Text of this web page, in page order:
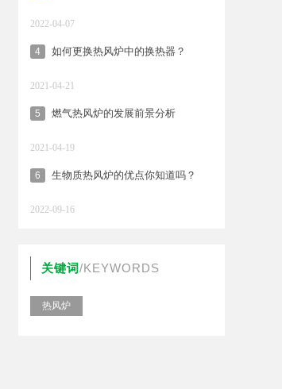
2022-04-07
4 如何更换热风炉中的换热器？
2021-04-21
5 燃气热风炉的发展前景分析
2021-04-19
6 生物质热风炉的优点你知道吗？
2022-09-16
关键词/KEYWORDS
热风炉